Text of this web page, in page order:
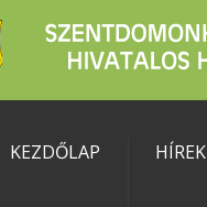
KEZDŐLAP HÍREK